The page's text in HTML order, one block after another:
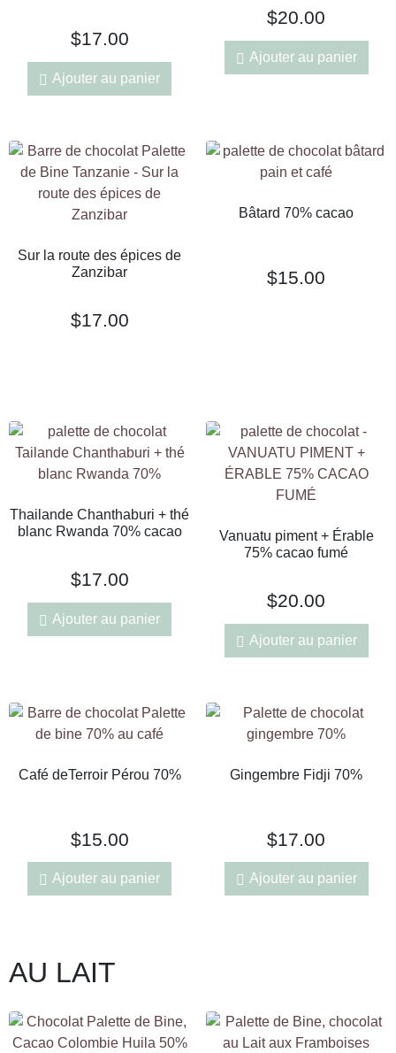
$17.00
Ajouter au panier
$20.00
Ajouter au panier
Sur la route des épices de
Zanzibar
$17.00
Bâtard 70% cacao
$15.00
Thailande Chanthaburi + thé
blanc Rwanda 70% cacao
$17.00
Ajouter au panier
Vanuatu piment + Érable
75% cacao fumé
$20.00
Ajouter au panier
Café deTerroir Pérou 70%
$15.00
Ajouter au panier
Gingembre Fidji 70%
$17.00
Ajouter au panier
AU LAIT